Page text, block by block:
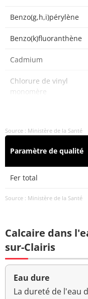
Benzo(g,h,i)pérylène
Benzo(k)fluoranthène
Cadmium
Chlorure de vinyl
monomère
Cuivre
Hydrocarbures
polycycliques
aromatiques (4
Antimoine
Source : Ministère de la Santé
Paramètre de qualité
Fer total
Source : Ministère de la Santé
Calcaire dans
sur-Clairis
Eau dure
La dureté de l'eau